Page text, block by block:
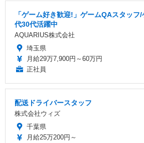
「ゲーム好き歓迎!」ゲームQAスタッ
代30代活躍中
AQUARIUS株式会社
埼玉県
月給29万7,900円～60万円
正社員
配送ドライバースタッフ
株式会社ウィズ
千葉県
月給25万200円～